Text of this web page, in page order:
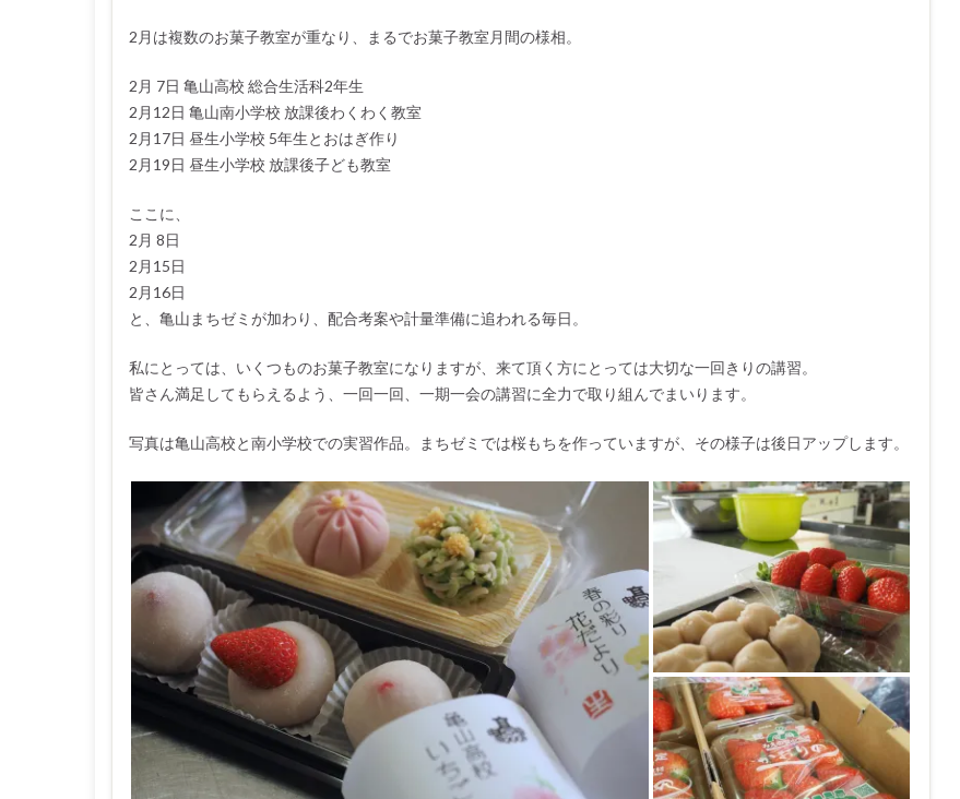
2月は複数のお菓子教室が重なり、まるでお菓子教室月間の様相。
2月 7日 亀山高校 総合生活科2年生
2月12日 亀山南小学校 放課後わくわく教室
2月17日 昼生小学校 5年生とおはぎ作り
2月19日 昼生小学校 放課後子ども教室
ここに、
2月 8日
2月15日
2月16日
と、亀山まちゼミが加わり、配合考案や計量準備に追われる毎日。
私にとっては、いくつものお菓子教室になりますが、来て頂く方にとっては大切な一回きりの講習。
皆さん満足してもらえるよう、一回一回、一期一会の講習に全力で取り組んでまいります。
写真は亀山高校と南小学校での実習作品。まちゼミでは桜もちを作っていますが、その様子は後日アップします。